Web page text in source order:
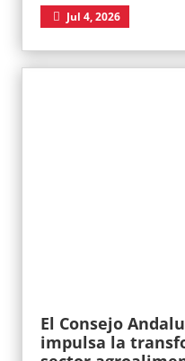
Jul 4, 2026
El Consejo
impulsa la